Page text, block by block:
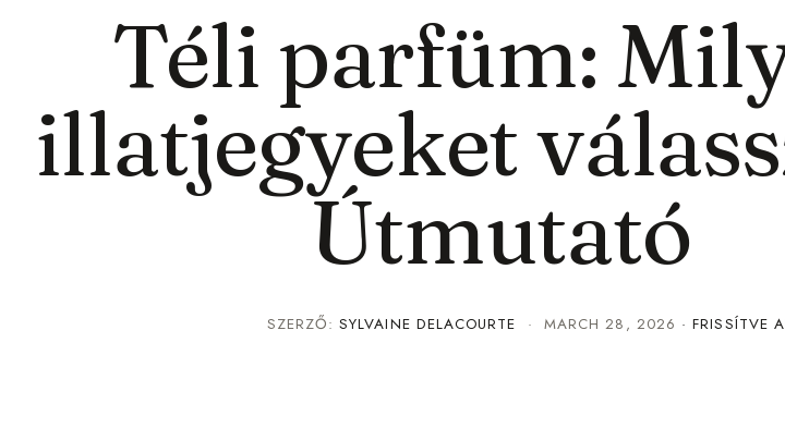
Téli parfüm:
illatjegyeket
Útmutató
SZERZŐ:SYLVAINE DELACOURTE · MARCH 28, 2026 · FRISSÍTVE